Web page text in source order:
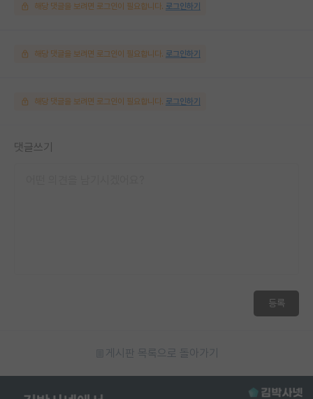
해당 댓글을 보려면 로그인이 필요합니다. 로그인하기
해당 댓글을 보려면 로그인이 필요합니다. 로그인하기
해당 댓글을 보려면 로그인이 필요합니다. 로그인하기
댓글쓰기
등록
게시판 목록으로 돌아가기